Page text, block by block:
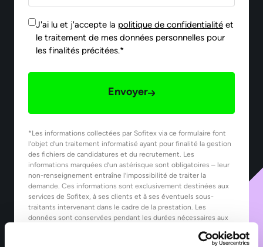
J'ai lu et j'accepte la politique de confidentialité et
le traitement de mes données personnelles pour
les finalités précitées.*
Envoyer
*Les informations collectées par Sofitex via ce formulaire font
l’objet d’un traitement informatisé ayant pour finalité la gestion
des fichiers de candidatures et du recrutement. Les
informations marquées d’un astérisque sont obligatoires – leur
non-renseignement entraîne l’impossibilité de traiter la
demande. Ces informations sont exclusivement destinées aux
services de Sofitex, à ses clients et à ses éventuels sous-
traitants intervenant dans le cadre de la prestation. Les
données sont conservées pendant les durées nécessaires aux